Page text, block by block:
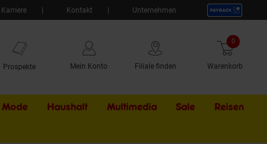
Karriere Kontakt Unternehmen
Prospekte Mein Konto Filiale finden Warenkorb
0 Artikel
Mode Haushalt Multimedia Sale Externer
Reisen